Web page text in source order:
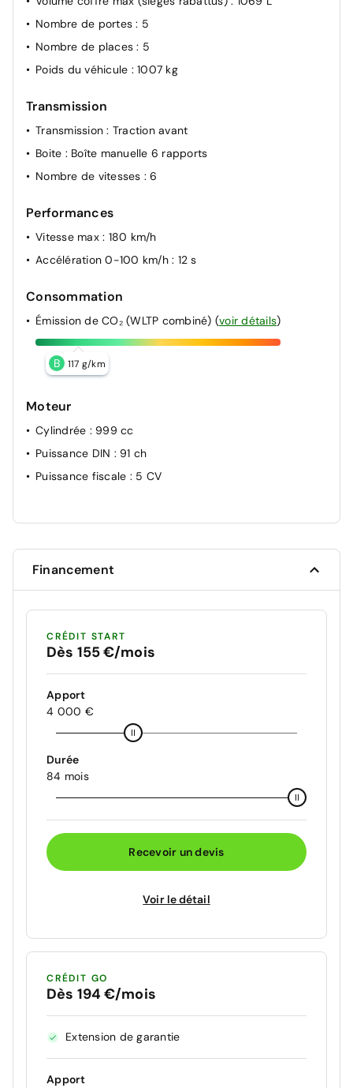
Nombre de portes: 5
Nombre de places: 5
Poids du véhicule : 1007 kg
Transmission
Transmission: Traction avant
Boite : Boîte manuelle 6 rapports
Nombre de vitesses : 6
Performances
Vitesse max : 180 km/h
Accélération 0-100 km/h : 12 s
Consommation
Émission de CO₂ (WLTP combiné) (voir détails)
B 117 g/km
Moteur
Cylindrée : 999 cc
Puissance DIN : 91 ch
Puissance fiscale : 5 CV
Financement
CRÉDIT START
Dès 155 €/mois
Apport
4 000 €
Durée
84 mois
Recevoir un devis
Voir le détail
CRÉDIT GO
Dès 194 €/mois
Extension de garantie
Apport